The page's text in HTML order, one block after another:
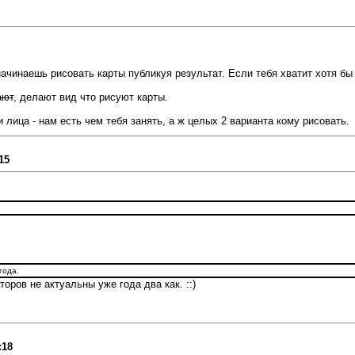
рисовать карты публикуя результат. Если тебя хватит хотя
, делают вид что рисуют карты.
- нам есть чем тебя занять, а ж целых 2 варианта кому рисовать.
не актуальны уже года два как. ::)